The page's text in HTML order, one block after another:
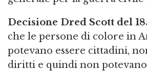
Decisione Dred Scott del
che le persone di colore in
potevano essere cittadini,
diritti e quindi non